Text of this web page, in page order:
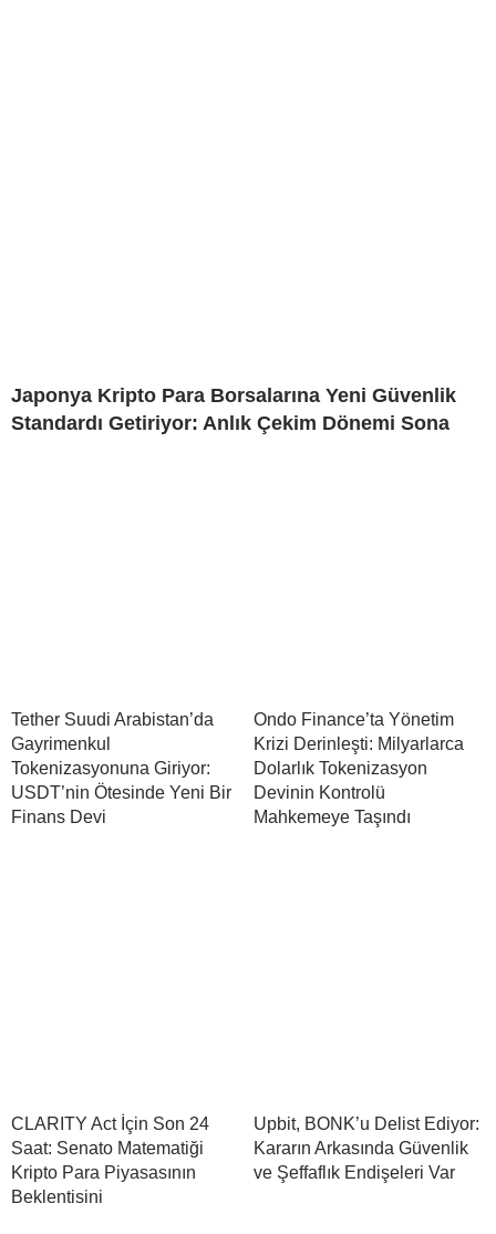
Japonya Kripto Para Borsalarına Yeni Güvenlik
Standardı Getiriyor: Anlık Çekim Dönemi Sona
Tether Suudi Arabistan’da
Gayrimenkul
Tokenizasyonuna Giriyor:
USDT’nin Ötesinde Yeni Bir
Finans Devi
Ondo Finance’ta Yönetim
Krizi Derinleşti: Milyarlarca
Dolarlık Tokenizasyon
Devinin Kontrolü
Mahkemeye Taşındı
CLARITY Act İçin Son 24
Saat: Senato Matematiği
Kripto Para Piyasasının
Beklentisini
Upbit, BONK’u Delist Ediyor:
Kararın Arkasında Güvenlik
ve Şeffaflık Endişeleri Var